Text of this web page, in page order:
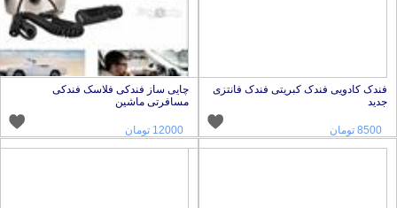
فندک کادویی فندک کبریتی فندک فانتزی
جدید
8500 تومان
چایی ساز فندکی فلاسک فندکی
مسافرتی ماشین
12000 تومان